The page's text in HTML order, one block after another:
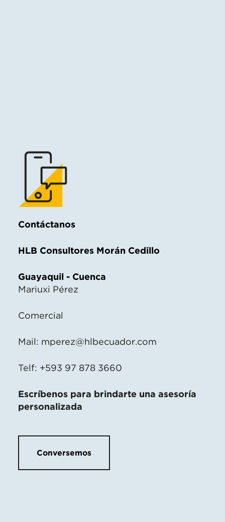
Contáctanos
HLB Consultores Morán Cedillo
Guayaquil - Cuenca
Mariuxi Pérez
Comercial
Mail: mperez@hlbecuador.com
Telf: +593 97 878 3660
Escríbenos para brindarte una asesoría
personalizada
Conversemos